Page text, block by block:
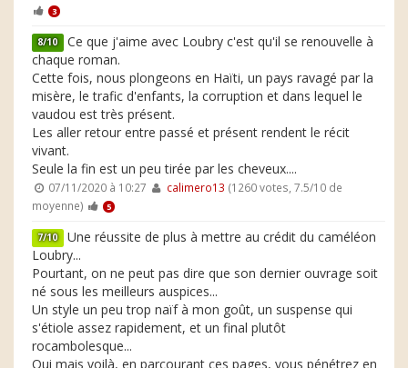
3
8/10 Ce que j'aime avec Loubry c'est qu'il se renouvelle à
chaque roman.
Cette fois, nous plongeons en Haïti, un pays ravagé par la
misère, le trafic d'enfants, la corruption et dans lequel le
vaudou est très présent.
Les aller retour entre passé et présent rendent le récit
vivant.
Seule la fin est un peu tirée par les cheveux....
07/11/2020 à 10:27 calimero13 (1260 votes, 7.5/10 de
moyenne)
5
7/10 Une réussite de plus à mettre au crédit du caméléon
Loubry...
Pourtant, on ne peut pas dire que son dernier ouvrage soit
né sous les meilleurs auspices...
Un style un peu trop naïf à mon goût, un suspense qui
s'étiole assez rapidement, et un final plutôt
rocambolesque...
Oui mais voilà, en parcourant ces pages, vous pénétrez en